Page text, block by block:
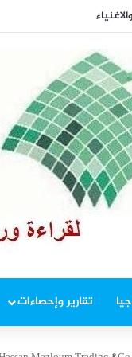
تقارير وإحصاءات